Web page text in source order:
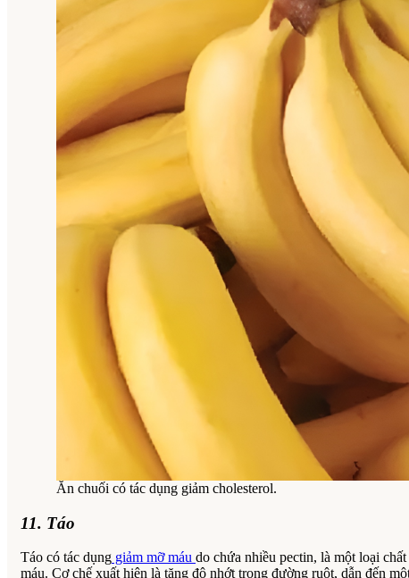
Ăn chuối có tác dụng giảm cholesterol.
11. Táo
Táo có tác dụng giảm mỡ máu do chứa nhiều pectin, là một loại
máu. Cơ chế xuất hiện là tăng độ nhớt trong đường ruột, dẫn đến